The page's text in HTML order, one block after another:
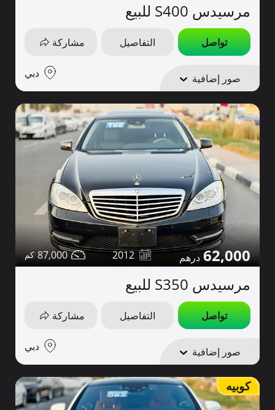
مرسيدس S400 للبيع
تواصل التفاصيل مشاركة
صور إضافية دبي
62,000
2012
87,000
مرسيدس S350 للبيع
تواصل التفاصيل مشاركة
صور إضافية دبي
كوبيه